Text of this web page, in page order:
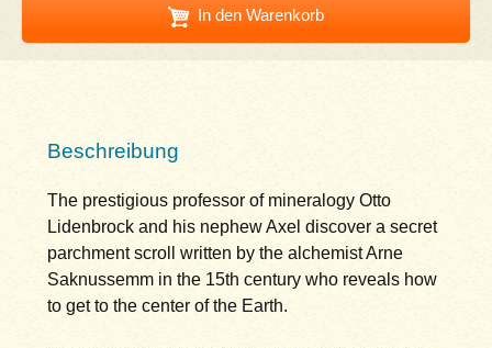
In den Warenkorb
Beschreibung
The prestigious professor of mineralogy Otto
Lidenbrock and his nephew Axel discover a secret
parchment scroll written by the alchemist Arne
Saknussemm in the 15th century who reveals how
to get to the center of the Earth.